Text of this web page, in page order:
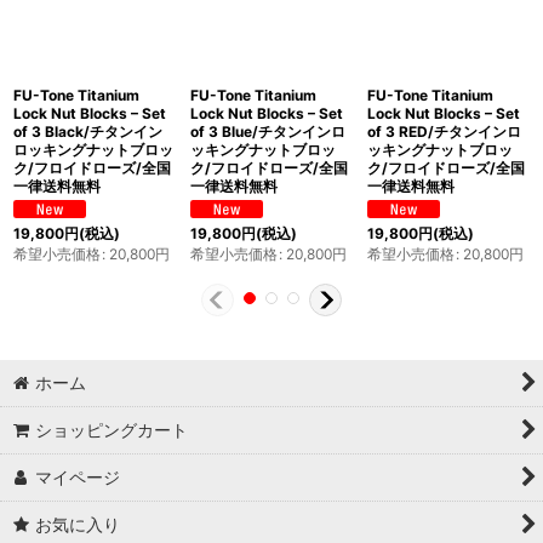
FU-Tone Titanium
Lock Nut Blocks – Set
of 3 Black/チタンイン
ロッキングナットブロッ
ク/フロイドローズ/全国
一律送料無料
19,800円(税込)
希望小売価格: 20,800円
FU-Tone Titanium
Lock Nut Blocks – Set
of 3 Blue/チタンインロ
ッキングナットブロッ
ク/フロイドローズ/全国
一律送料無料
19,800円(税込)
希望小売価格: 20,800円
FU-Tone Titanium
Lock Nut Blocks – Set
of 3 RED/チタンインロ
ッキングナットブロッ
ク/フロイドローズ/全国
一律送料無料
19,800円(税込)
希望小売価格: 20,800円
ホーム
ショッピングカート
マイページ
お気に入り